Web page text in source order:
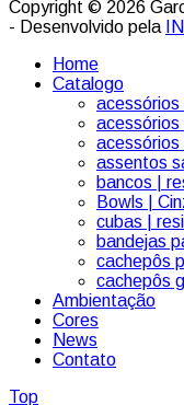
Copyright © 2026
- Desenvolvido pela
Home
Catalogo
acessórios
acessórios
assentos
bancos |
Bowls |
cubas |
bandejas
cachepôs
cachepôs
Ambientação
Cores
News
Contato
Top